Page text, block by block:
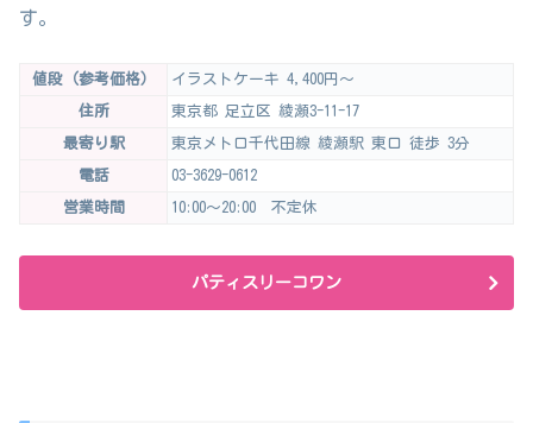
す。
値段（参考価格） イラストケーキ 4,400円～
住所 東京都 足立区 綾瀬3-11-17
最寄り駅 東京メトロ千代田線 綾瀬駅 東口 徒歩 3分
電話 03-3629-0612
営業時間 10:00～20:00 不定休
パティスリーコワン